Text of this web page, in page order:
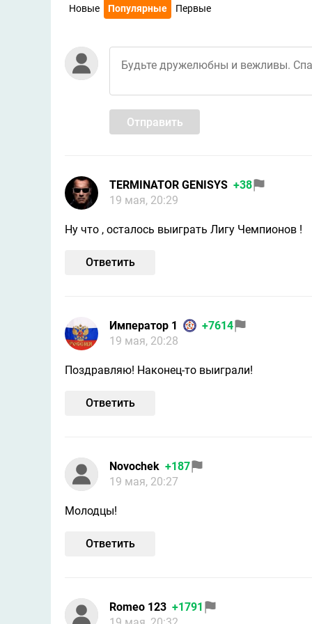
Новые Популярные Первые
Отправить
TERMINATOR GENISYS +38
19 мая, 20:29
Ну что , осталось выиграть Лигу Чемпионов !
Ответить
Император 1
+7614
19 мая, 20:28
Поздравляю! Наконец-то выиграли!
Ответить
Novochek +187
19 мая, 20:27
Молодцы!
Ответить
Romeo 123 +1791